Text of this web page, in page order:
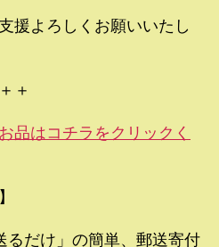
援よろしくお願いいたし
＋
品はコチラをクリックく
るだけ」の簡単、郵送寄付